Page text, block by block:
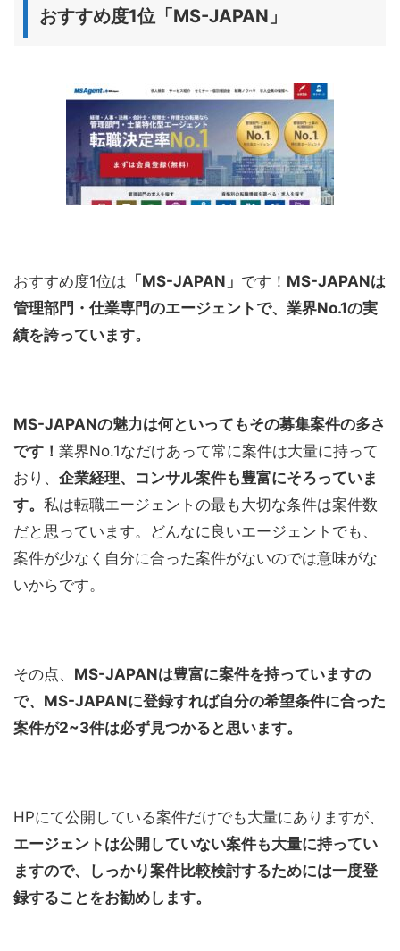
おすすめ度1位「MS-JAPAN」
おすすめ度1位は 「MS-JAPAN」 です！ MS-JAPANは
管理部門・仕業専門のエージェントで、業界No.1の実
績を誇っています。
MS-JAPANの魅力は何といってもその募集案件の多さ
です！ 業界No.1なだけあって常に案件は大量に持って
おり、 企業経理、コンサル案件も豊富にそろっていま
す。 私は転職エージェントの最も大切な条件は案件数
だと思っています。どんなに良いエージェントでも、
案件が少なく自分に合った案件がないのでは意味がな
いからです。
その点、 MS-JAPANは豊富に案件を持っていますの
で、MS-JAPANに登録すれば自分の希望条件に合った
案件が2~3件は必ず見つかると思います。
HPにて公開している案件だけでも大量にありますが、
エージェントは公開していない案件も大量に持ってい
ますので、しっかり案件比較検討するためには一度登
録することをお勧めします。